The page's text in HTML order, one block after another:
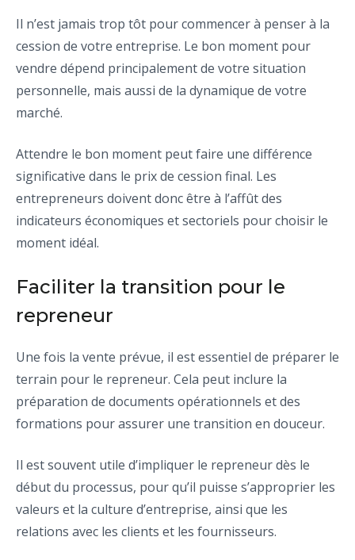
Il n’est jamais trop tôt pour commencer à penser à la
cession de votre entreprise. Le bon moment pour
vendre dépend principalement de votre situation
personnelle, mais aussi de la dynamique de votre
marché.
Attendre le bon moment peut faire une différence
significative dans le prix de cession final. Les
entrepreneurs doivent donc être à l’affût des
indicateurs économiques et sectoriels pour choisir le
moment idéal.
Faciliter la transition pour le
repreneur
Une fois la vente prévue, il est essentiel de préparer le
terrain pour le repreneur. Cela peut inclure la
préparation de documents opérationnels et des
formations pour assurer une transition en douceur.
Il est souvent utile d’impliquer le repreneur dès le
début du processus, pour qu’il puisse s’approprier les
valeurs et la culture d’entreprise, ainsi que les
relations avec les clients et les fournisseurs.